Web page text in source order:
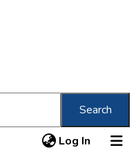
Search
Log In (current)